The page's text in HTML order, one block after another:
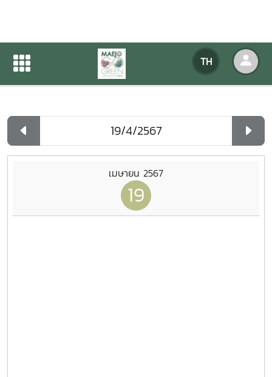
TH
ปฏิทินกิจกรรมของหน่วยงาน
ปฏิทินกิจกรรมของหน่วยงาน
เมษายน 2567
19